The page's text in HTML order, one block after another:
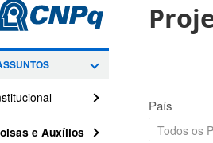
e Auxílios
País